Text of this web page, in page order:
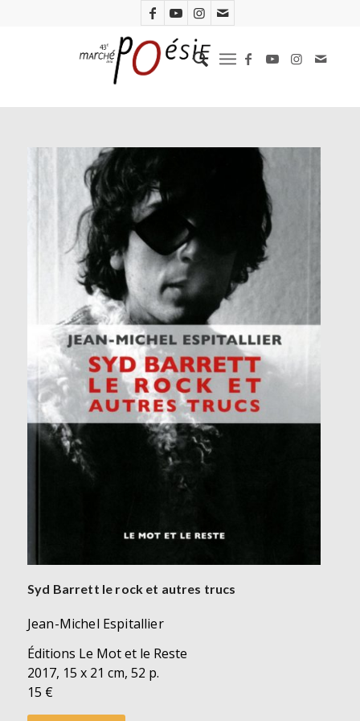
Syd Barrett le rock et autres trucs
Jean-Michel Espitallier
Éditions Le Mot et le Reste
2017, 15 x 21 cm, 52 p.
15 €